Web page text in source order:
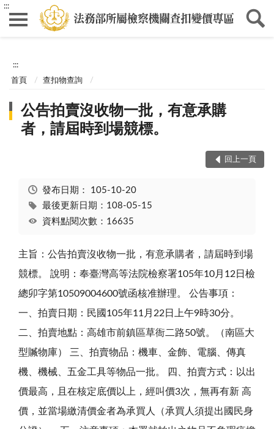
:::
:::
首頁 查扣物查詢
公告拍賣沒收物一批，有意承購
者，請屆時到場競標。
回上一頁
發布日期： 105-10-20
最後更新日期：108-05-15
資料點閱次數：16635
主旨：公告拍賣沒收物一批，有意承購者，請屆時到場
競標。 說明：奉臺灣高等法院檢察署105年10月12日檢
總卯字第10509004600號函核准辦理。 公告事項：
一、拍賣日期：民國105年11月22日上午9時30分。
二、拍賣地點：高雄市前鎮區草衙二路50號。（南區大
型贓物庫） 三、拍賣物品：機車、金飾、電腦、傳真
機、機械、五金工具等物品一批。 四、拍賣方式：以出
價最高，且在核定底價以上，經叫價3次，無再有新 高
價，並當場繳清價金者為承買人（承買人須提出國民身